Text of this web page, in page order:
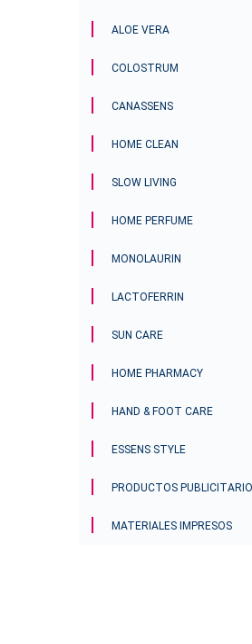
ALOE VERA
COLOSTRUM
CANASSENS
HOME CLEAN
SLOW LIVING
HOME PERFUME
MONOLAURIN
LACTOFERRIN
SUN CARE
HOME PHARMACY
HAND & FOOT CARE
ESSENS STYLE
PRODUCTOS
MATERIALES IMPRESOS